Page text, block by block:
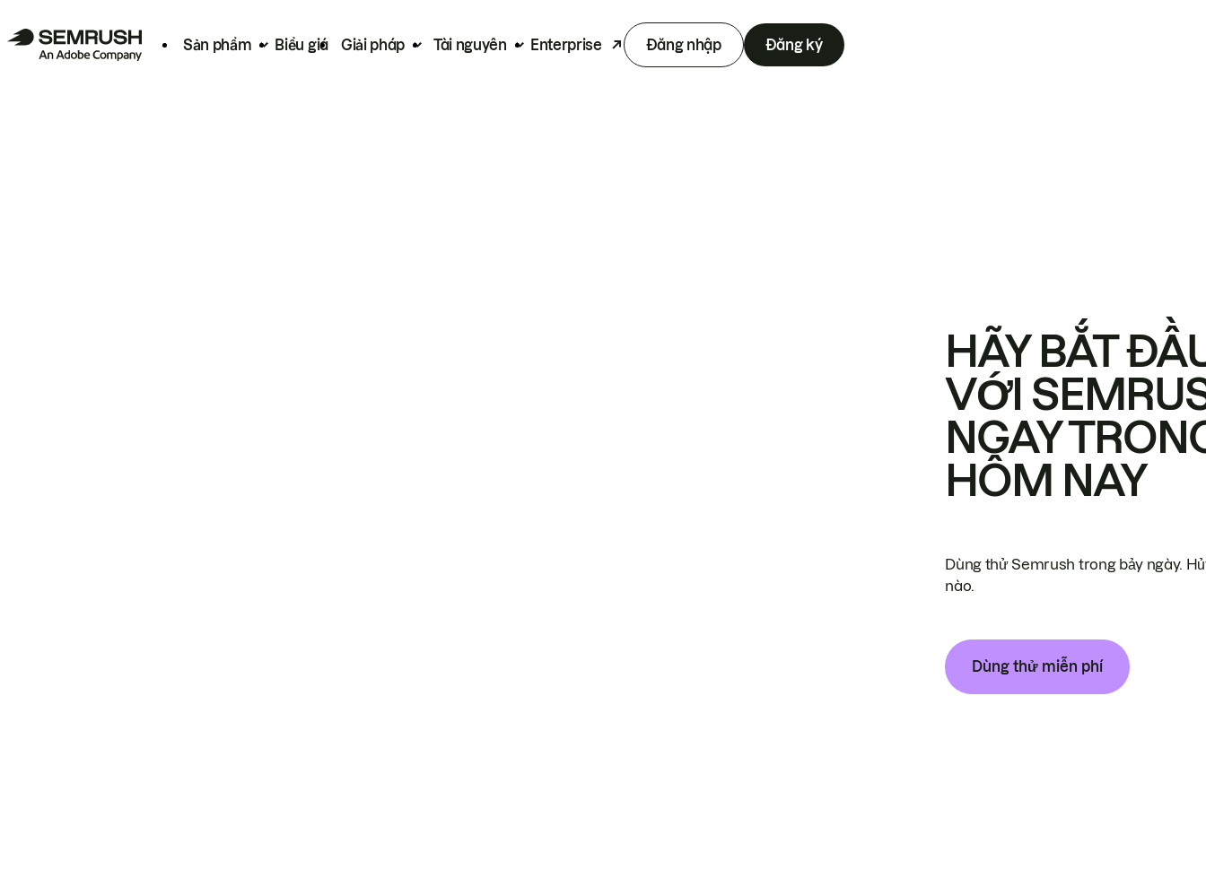
Sản phẩm Biểu giá Giải pháp Tài nguyên Enterprise Đăng nhập Đăng ký
HÃY BẮT
VỚI
NGAY
HÔM NAY
Dùng thử Semrush trong bảy ngày.
nào.
Dùng thử miễn phí